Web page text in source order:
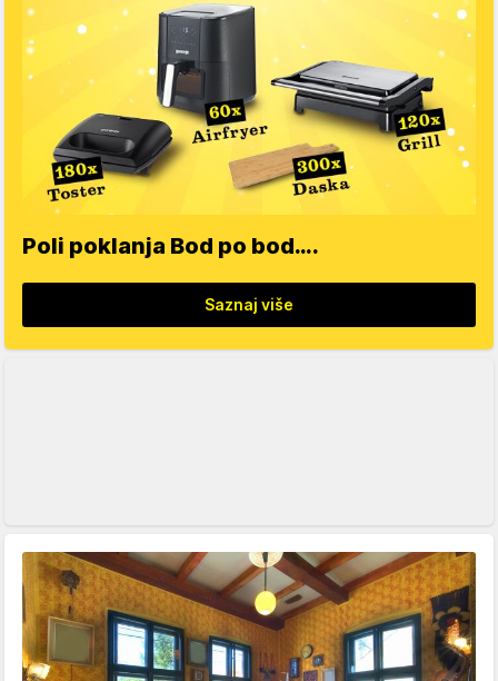
Poli poklanja Bod po bod….
Saznaj više